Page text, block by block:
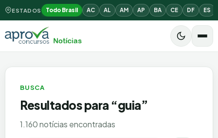
ESTADOS Todo Brasil AC AL AM AP BA CE DF ES
BUSCA
Resultados para “guia”
1.160 notícias encontradas